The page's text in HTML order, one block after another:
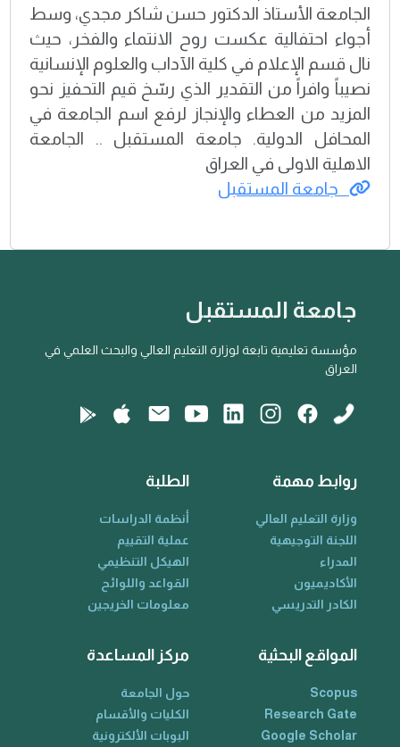
الجامعة الأستاذ الدكتور حسن شاكر مجدي، وسط
أجواء احتفالية عكست روح الانتماء والفخر، حيث
نال قسم الإعلام في كلية الآداب والعلوم الإنسانية
نصيباً وافراً من التقدير الذي رسّخ قيم التحفيز نحو
المزيد من العطاء والإنجاز لرفع اسم الجامعة في
المحافل الدولية. جامعة المستقبل .. الجامعة
الاهلية الاولى في العراق
جامعة المستقبل
جامعة المستقبل
مؤسسة تعليمية تابعة لوزارة التعليم العالي والبحث العلمي في
العراق
روابط مهمة
وزارة التعليم العالي
اللجنة التوجيهية
المدراء
الأكاديميون
الكادر التدريسي
الطلبة
أنظمة الدراسات
عملية التقييم
الهيكل التنظيمي
القواعد واللوائح
معلومات الخريجين
المواقع البحثية
Scopus
Research Gate
Google Scholar
مركز المساعدة
حول الجامعة
الكليات والأقسام
البوبات الألكترونية